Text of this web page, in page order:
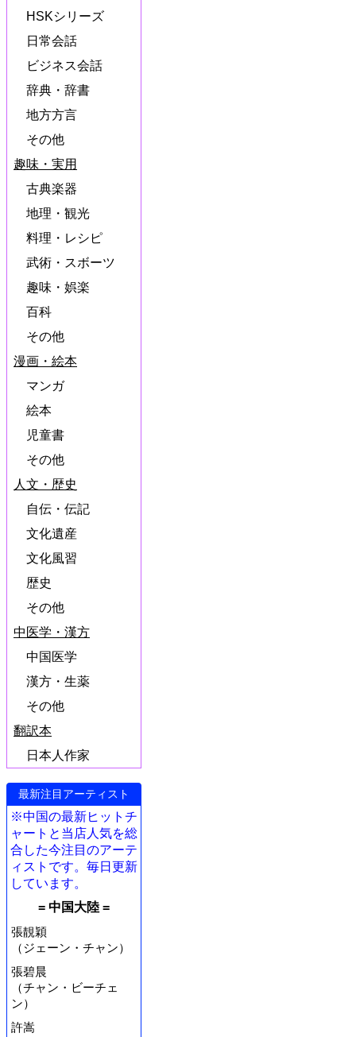
HSKシリーズ
日常会話
ビジネス会話
辞典・辞書
地方方言
その他
趣味・実用
古典楽器
地理・観光
料理・レシピ
武術・スボーツ
趣味・娯楽
百科
その他
漫画・絵本
マンガ
絵本
児童書
その他
人文・歴史
自伝・伝記
文化遺産
文化風習
歴史
その他
中医学・漢方
中国医学
漢方・生薬
その他
翻訳本
日本人作家
最新注目アーティスト
※中国の最新ヒットチ
ャートと当店人気を総
合した今注目のアーテ
ィストです。毎日更新
しています。
= 中国大陸 =
張靚穎
（ジェーン・チャン）
張碧晨
（チャン・ビーチェ
ン）
許嵩